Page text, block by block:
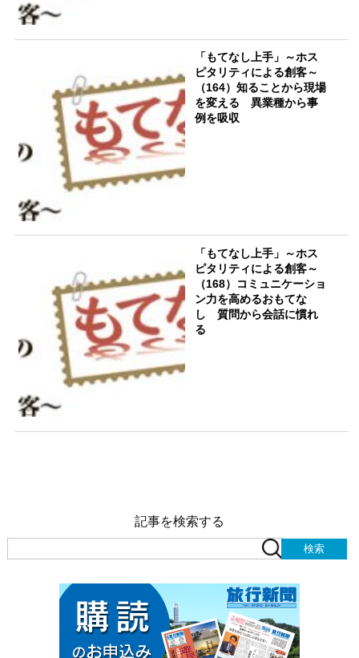
「もてなし上手」～ホス
ピタリティによる創客～
（164）知ることから現場
を変える 異業種から事
例を吸収
「もてなし上手」～ホス
ピタリティによる創客～
（168）コミュニケーショ
ン力を高めるおもてな
し 質問から会話に慣れ
る
記事を検索する